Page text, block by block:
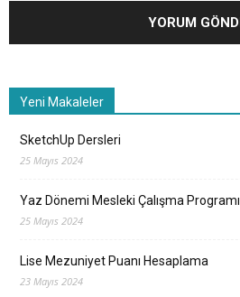
Yeni Makaleler
SketchUp Dersleri
25 Mayıs 2024
Yaz Dönemi Mesleki Çalışma Programı
25 Mayıs 2024
Lise Mezuniyet Puanı Hesaplama
23 Mayıs 2024